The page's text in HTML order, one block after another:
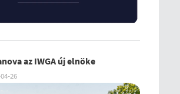
az IWGA új elnöke
26